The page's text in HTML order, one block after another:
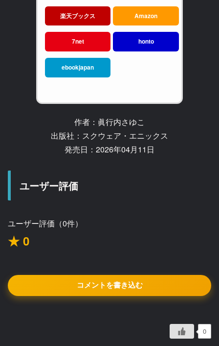
楽天ブックス Amazon
7net honto
ebookjapan
作者：眞行内さゆこ
出版社：スクウェア・エニックス
発売日：2026年04月11日
ユーザー評価
ユーザー評価（0件）
★ 0
コメントを書き込む
0